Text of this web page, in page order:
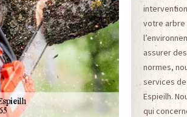
votre arbre
assurer
normes,
services
Espieilh.
qui